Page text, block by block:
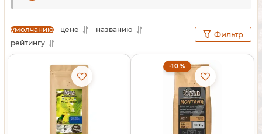
умолчанию цене
названию
рейтингу
Фильтр
-10 %